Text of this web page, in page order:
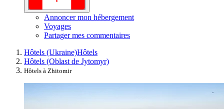
Annoncer mon hébergement
Voyages
Partager mes commentaires
Hôtels (Ukraine)Hôtels
Hôtels (Oblast de Jytomyr)
Hôtels à Zhitomir